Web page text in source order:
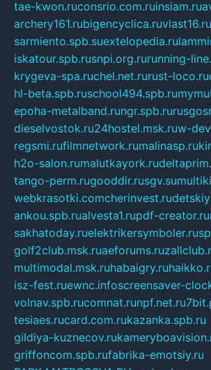
tae-kwon.ruconsrio.com.ruinsiam.ru
archery161.rubigencyclica.ruvlast16.ru
sarmiento.spb.suextelopedia.ru
iskatour.spb.rusnpi.org.rurunning-
krygeva-spa.ruchel.net.rurust-loco.ru
hl-beta.spb.ruschool494.spb.ru
epoha-metalband.rungr.spb.ru
dieselvostok.ru24hostel.msk.ruw-
regsmi.rufilmnetwork.rumalinasp.ru
h2o-salon.rumalutkayork.ru
tango-perm.rugooddir.rusgv.su
webkrasotki.comcherinvest.ru
ankou.spb.rualvesta1.rupdf-creator.ru
sakhatoday.ruelektrikersymboler.ru
golf2club.msk.ruaeforums.ru
multimodal.msk.ruhabaigry.ru
isz-fest.ruewnc.infoscreensaver-
volnav.spb.rucomnat.runpf.net.ru
tesiaes.rucard.com.rukazanka.spb.ru
gildiya-kuznecov.ru
griffoncom.spb.rufabrika-emotsiy.ru